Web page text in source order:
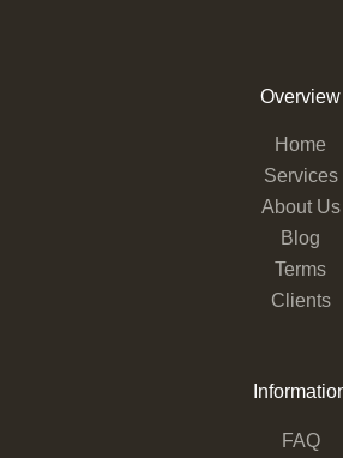
Overview
Home
Services
About Us
Blog
Terms
Clients
FAQ